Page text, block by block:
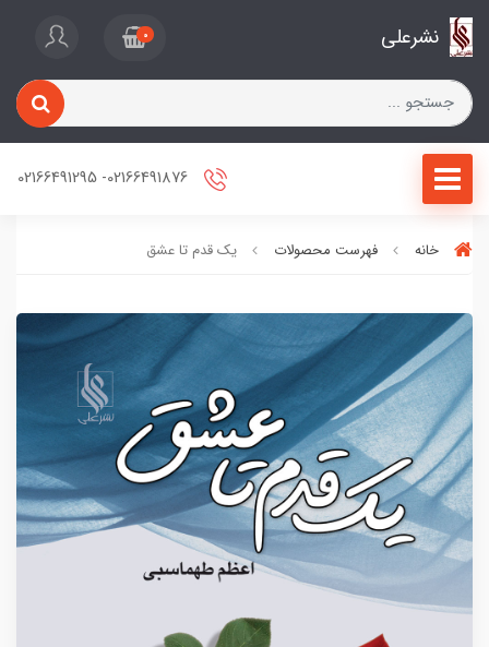
نشرعلی 0
خانه فهرست محصولات یک قدم تا عشق